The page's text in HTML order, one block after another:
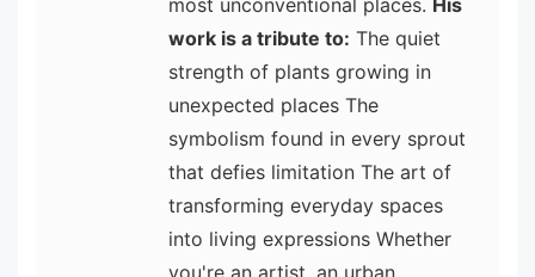
most unconventional places. His
work is a tribute to: The quiet
strength of plants growing in
unexpected places The
symbolism found in every sprout
that defies limitation The art of
transforming everyday spaces
into living expressions Whether